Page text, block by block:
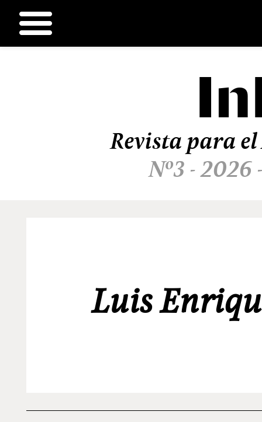
Revista para
Nº3 - 2026
Luis